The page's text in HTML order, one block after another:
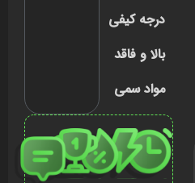
درجه کیفی
بالا و فاقد
مواد سمی